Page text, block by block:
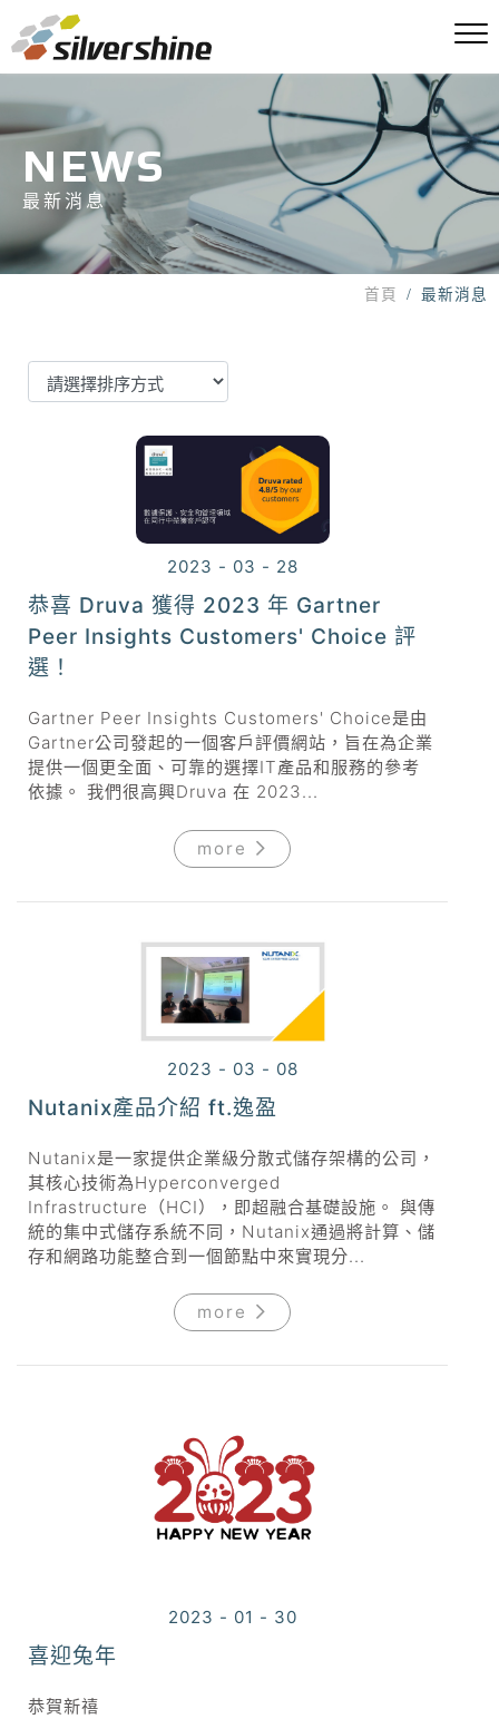
NEWS
最新消息
首頁 最新消息
2023 - 03 - 28
恭喜 Druva 獲得 2023 年 Gartner
Peer Insights Customers' Choice 評
選！
Gartner Peer Insights Customers' Choice是由
Gartner公司發起的一個客戶評價網站，旨在為企業
提供一個更全面、可靠的選擇IT產品和服務的參考
依據。 我們很高興Druva 在 2023...
more
2023 - 03 - 08
Nutanix產品介紹 ft.逸盈
Nutanix是一家提供企業級分散式儲存架構的公司，
其核心技術為Hyperconverged
Infrastructure（HCI），即超融合基礎設施。 與傳
統的集中式儲存系統不同，Nutanix通過將計算、儲
存和網路功能整合到一個節點中來實現分...
more
2023 - 01 - 30
喜迎兔年
恭賀新禧